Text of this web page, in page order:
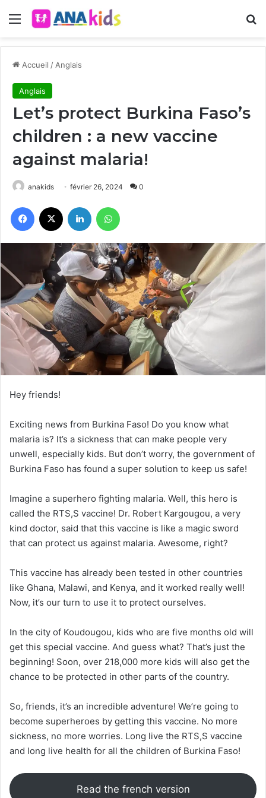
Menu
Accueil / Anglais
Anglais
Let’s protect Burkina Faso’s
children : a new vaccine
against malaria!
anakids février 26, 2024 0
Facebook Linkedin
Hey friends!
Exciting news from Burkina Faso! Do you know what
malaria is? It’s a sickness that can make people very
unwell, especially kids. But don’t worry, the government of
Burkina Faso has found a super solution to keep us safe!
Imagine a superhero fighting malaria. Well, this hero is
called the RTS,S vaccine! Dr. Robert Kargougou, a very
kind doctor, said that this vaccine is like a magic sword
that can protect us against malaria. Awesome, right?
This vaccine has already been tested in other countries
like Ghana, Malawi, and Kenya, and it worked really well!
Now, it’s our turn to use it to protect ourselves.
In the city of Koudougou, kids who are five months old will
get this special vaccine. And guess what? That’s just the
beginning! Soon, over 218,000 more kids will also get the
chance to be protected in other parts of the country.
So, friends, it’s an incredible adventure! We’re going to
become superheroes by getting this vaccine. No more
sickness, no more worries. Long live the RTS,S vaccine
and long live health for all the children of Burkina Faso!
Read the french version